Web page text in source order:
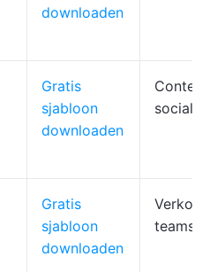
downloaden
Gratis
sjabloon
downloaden
Gratis
sjabloon
downloaden
teams